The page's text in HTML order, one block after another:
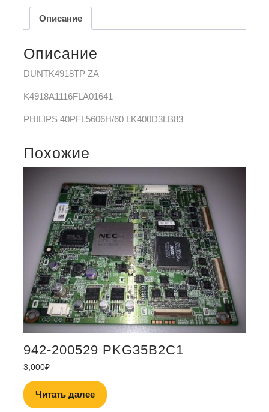
Описание
Описание
DUNTK4918TP ZA
K4918A1116FLA01641
PHILIPS 40PFL5606H/60 LK400D3LB83
Похожие
942-200529 PKG35B2C1
3,000₽
Читать далее